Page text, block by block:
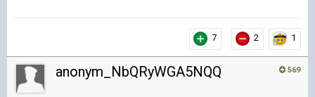
7 2 1
569
anonym_NbQRyWGA5NQQ